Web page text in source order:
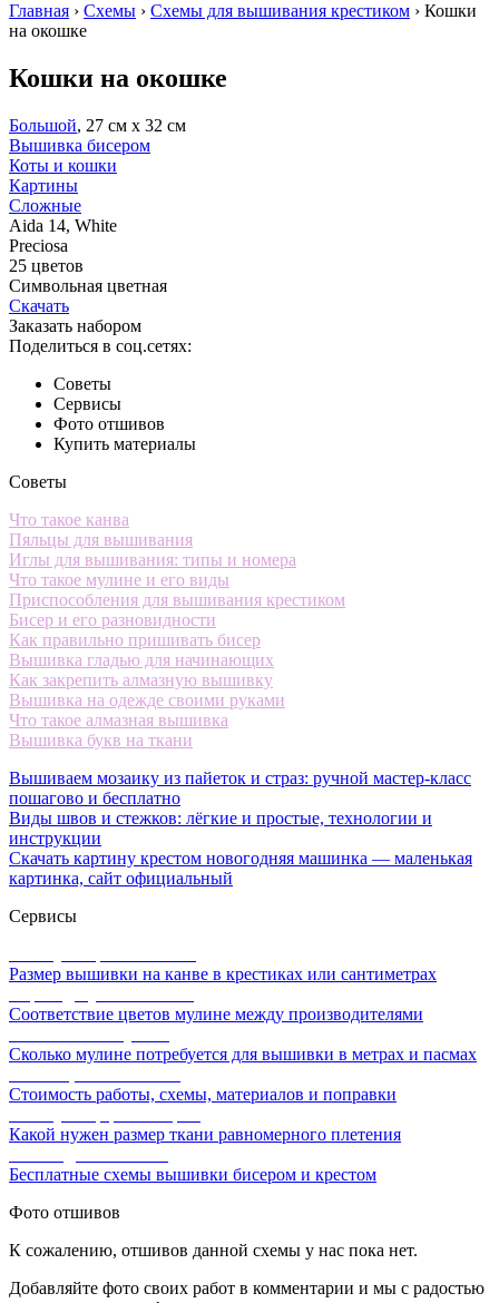
Главная › Схемы › Схемы для вышивания крестиком › Кошки
на окошке
Кошки на окошке
Большой, 27 см х 32 см
Вышивка бисером
Коты и кошки
Картины
Сложные
Aida 14, White
Preciosa
25 цветов
Символьная цветная
Скачать
Заказать набором
Поделиться в соц.сетях:
Советы
Сервисы
Фото отшивов
Купить материалы
Советы
Что такое канва
Пяльцы для вышивания
Иглы для вышивания: типы и номера
Что такое мулине и его виды
Приспособления для вышивания крестиком
Бисер и его разновидности
Как правильно пришивать бисер
Вышивка гладью для начинающих
Как закрепить алмазную вышивку
Вышивка на одежде своими руками
Что такое алмазная вышивка
Вышивка букв на ткани
Вышиваем мозаику из пайеток и страз: ручной мастер-класс
пошагово и бесплатно
Виды швов и стежков: лёгкие и простые, технологии и
инструкции
Скачать картину крестом новогодняя машинка — маленькая
картинка, сайт официальный
Сервисы
Размер вышивки на канве в крестиках или сантиметрах
Соответствие цветов мулине между производителями
Сколько мулине потребуется для вышивки в метрах и пасмах
Стоимость работы, схемы, материалов и поправки
Какой нужен размер ткани равномерного плетения
Бесплатные схемы вышивки бисером и крестом
Фото отшивов
К сожалению, отшивов данной схемы у нас пока нет.
Добавляйте фото своих работ в комментарии и мы с радостью